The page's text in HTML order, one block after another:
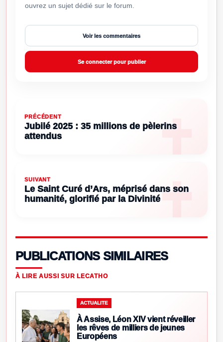
ouvrez un sujet dédié sur le forum.
Voir les commentaires
Se connecter pour publier
PRÉCÉDENT
Jubilé 2025 : 35 millions de pèlerins
attendus
SUIVANT
Le Saint Curé d’Ars, méprisé dans son
humanité, glorifié par la Divinité
PUBLICATIONS SIMILAIRES
À LIRE AUSSI SUR LECATHO
ACTUALITE
À Assise, Léon XIV vient réveiller
les rêves de milliers de jeunes
Européens